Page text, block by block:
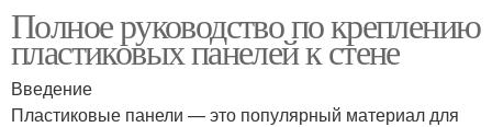
Полное руководство по креплению
пластиковых панелей к стене
Введение
Пластиковые панели — это популярный материал для